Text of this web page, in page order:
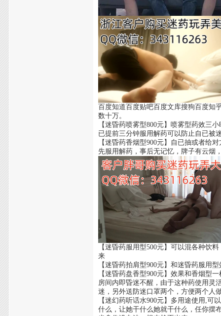
百度知道百度贴吧百度文库搜狗百度知
数十万。
【迷昏药喷雾型800元】喷雾型药效三
已提前三分钟服用解药可以防止自已被
【迷昏药香烟型900元】自已抽或者给
先服用解药，事后无记忆，牌子有云烟
【迷昏药服用型500元】可以混各种饮
来
【迷昏药拍肩型900元】和迷昏药服用
【迷昏药盘香型900元】效果和香烟型
房间内即昏迷不醒，由于这种药使用灵
迷，另外送防迷口罩两个，方便两个人
【迷幻药听话水900元】多用途使用,
什么，让她干什么她就干什么，任你摆